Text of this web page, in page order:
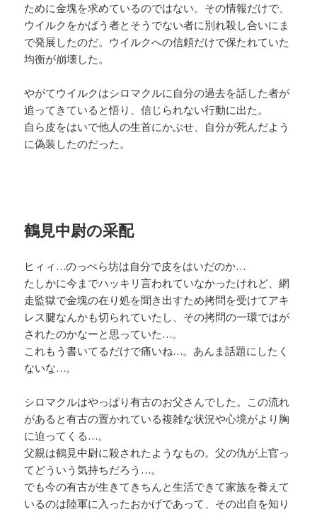
ために金塊を求めているのではない。その情報だけで、
ウイルクをかばう者とそうでない者に別れ殺し合いにま
で発展したのだ。ウイルクへの信頼だけで保たれていた
均衡が崩壊した。
やがてウイルクはシロマクルに自分の過去を話した者が
追ってきていると悟り、信じられない行動に出た。
自ら皮をはいで他人の生首にかぶせ、自分が死んだよう
に偽装したのだった。
鶴見中尉の采配
ヒィィ…のっぺら坊は自分で皮をはいだのか…
たしかに今までハッキリ言われていなかったけれど、網
走監獄で金塊の在り処を聞き出すため拷問を受けてアキ
レス腱なんかも切られていたし、その拷問の一環ではが
されたのかなーと思っていた…。
これもう書いてるだけで痛いね…。あんま話題にしたく
ないな…。
シロマクルはやっぱり有古のお父さんでした。この流れ
があると有古の置かれている複雑な状況や心境がより胸
に迫ってくる…。
父親は鶴見中尉に殺されたようなもの。父の仇が上官っ
てどういう気持ちだろう…。
でも今の有古が生きてきちんと生活できて家族を養えて
いるのは陸軍に入ったおかげであって、その出自を知り